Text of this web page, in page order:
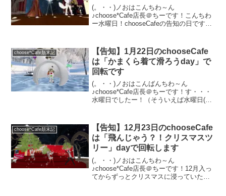
(。・・)ノおはこんちわ～ん
♪choose*Cafe店長＠ちーです！こんちわ
ー水曜日！chooseCafeの告知の日です♪
ちゃったけど「バレンタインチョコ杖
Day」...
choose*Cafe顛末記
【告知】1月22日のchooseCafe
は「かまくら着て滑ろうday」で
回転です
(。・・)ノおはこんばんちわ～ん
♪choose*Cafe店長＠ちーです！す・・・
水曜日でしたー！（そういえば水曜日(￣
木曜日はズバリ「かまくら着て滑ろう...
choose*Cafe顛末記
【告知】12月23日のchooseCafe
は「飛んじゃう？！クリスマスツ
リー」dayで回転します
(。・・)ノおはこんちわ～ん
♪choose*Cafe店長＠ちーです！12月入っ
てからずっとクリスマスに浸っていたの